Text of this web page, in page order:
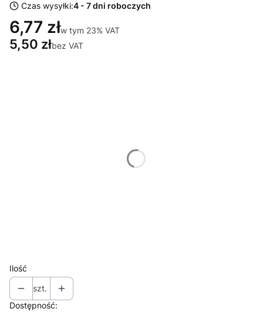
Czas wysyłki:4 - 7 dni roboczych
6,77 złw tym 23% VAT
w tym 23% VAT
5,50 złbez VAT
Ilość
szt.
Dostępność: